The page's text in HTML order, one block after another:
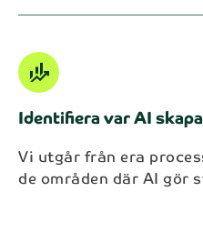
finance_mode
Identifiera var AI
Vi utgår från era
de områden där AI gör